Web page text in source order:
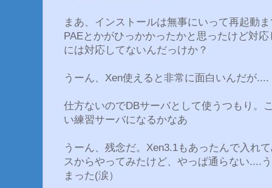
まあ、インストールは無事にいって再起動
PAEとかがひっかかったかと思ったけど対
には対応してないんだっけか？
うーん、Xen使えると非常に面白いんだが....
仕方ないのでDBサーバとして使うつもり。
い練習サーバになるかなあ
うーん、残念だ。Xen3.1もあったんで入れ
スからやってみたけど、やっぱ通らない....
まった(涙）